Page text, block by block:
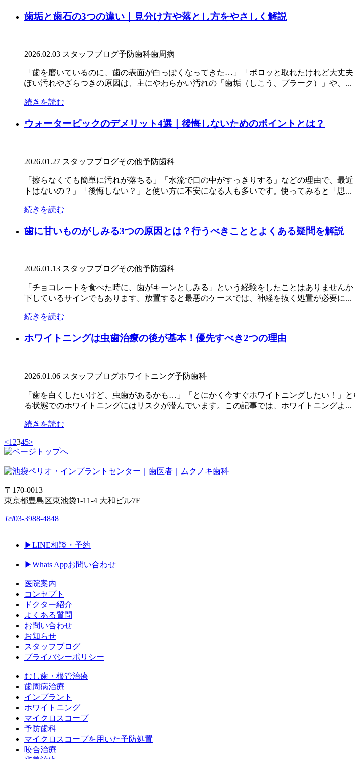
歯垢と歯石の3つの違い｜見分け方や落とし方をやさしく解説
2026.02.03 スタッフブログ予防歯科歯周病
「歯を磨いているのに、歯の表面が白っぽくなってきた…」「ポロッと取れたけれど大丈
ぽい汚れやざらつきの原因は、主にやわらかい汚れの「歯垢（しこう、プラーク）」や、...
続きを読む
ウォーターピックのデメリット4選｜後悔しないためのポイントとは？
2026.01.27 スタッフブログその他予防歯科
「擦らなくても簡単に汚れが落ちる」「水流で口の中がすっきりする」などの理由で、
トはないの？」「後悔しない？」と使い方に不安になる人も多いです。使ってみると「思...
続きを読む
歯に甘いものがしみる3つの原因とは？行うべきこととよくある疑問を解説
2026.01.13 スタッフブログその他予防歯科
「チョコレートを食べた時に、歯がキーンとしみる」という経験をしたことはありませ
下しているサインでもあります。放置すると最悪のケースでは、神経を抜く処置が必要に...
続きを読む
ホワイトニングは虫歯治療の後が基本！優先すべき2つの理由
2026.01.06 スタッフブログホワイトニング予防歯科
「歯を白くしたいけど、虫歯があるかも…」「とにかく今すぐホワイトニングしたい！」
る状態でのホワイトニングにはリスクが潜んでいます。この記事では、ホワイトニングよ...
続きを読む
<1 2345>
〒170-0013
東京都豊島区東池袋1-11-4 大和ビル7F
Tel03-3988-4848
▶︎LINE相談・予約
▶︎Whats Appお問い合わせ
医院案内
コンセプト
ドクター紹介
よくある質問
お問い合わせ
お知らせ
スタッフブログ
プライバシーポリシー
むし歯・根管治療
歯周病治療
インプラント
ホワイトニング
マイクロスコープ
予防歯科
マイクロスコープを用いた予防処置
咬合治療